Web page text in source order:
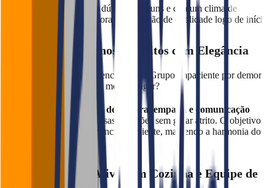
Além disso, ela antecipa dúvidas comuns e cria um clima de
confiança — o que melhora a percepção de qualidade logo de início.
✅ Resolver Pequenos Conflitos com Elegância
Cliente com reserva não encontrada? Grupo impaciente por demora?
Duas mesas disputando o mesmo lugar?
A hostess precisa ter
jogo de cintura, empatia e comunicação
para resolver essas situações sem gerar atrito. O objetivo é
sempre proteger a experiência do cliente, mantendo a harmonia do
✅ Comunicação Ativa com Cozinha e Equipe de